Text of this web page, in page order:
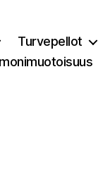
Turvepellot